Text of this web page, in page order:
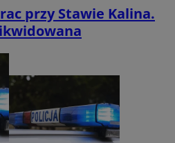
przy Stawie Kalina.